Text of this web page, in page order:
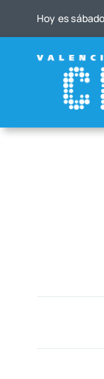
Hoy es